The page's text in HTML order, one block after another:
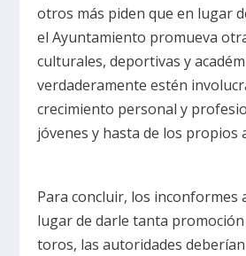
otros más piden que en lugar
el Ayuntamiento promueva
culturales, deportivas y
verdaderamente estén
crecimiento personal y
jóvenes y hasta de los propios
Para concluir, los inconformes
lugar de darle tanta
toros, las autoridades